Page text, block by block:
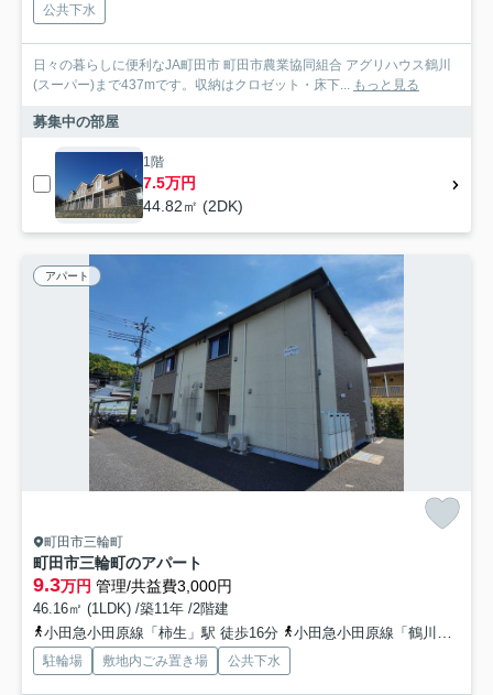
公共下水
日々の暮らしに便利なJA町田市 町田市農業協同組合 アグリハウス鶴川
(スーパー)まで437mです。収納はクロゼット・床下...
もっと見る
募集中の部屋
1階
7.5万円
44.82㎡ (2DK)
アパート
町田市三輪町
町田市三輪町のアパート
9.3万円 管理/共益費3,000円
46.16㎡ (1LDK) /築11年 /2階建
小田急小田原線「柿生」駅 徒歩16分
小田急小田原線「鶴川」駅 徒歩28分
駐輪場 敷地内ごみ置き場 公共下水